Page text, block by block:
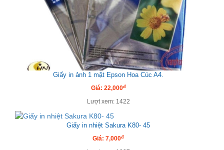
Giấy in ảnh 1 mặt Epson Hoa Cúc A4.
Giá: 22,000đ
Lượt xem: 1422
Giấy in nhiệt Sakura K80- 45
Giá: 7,000đ